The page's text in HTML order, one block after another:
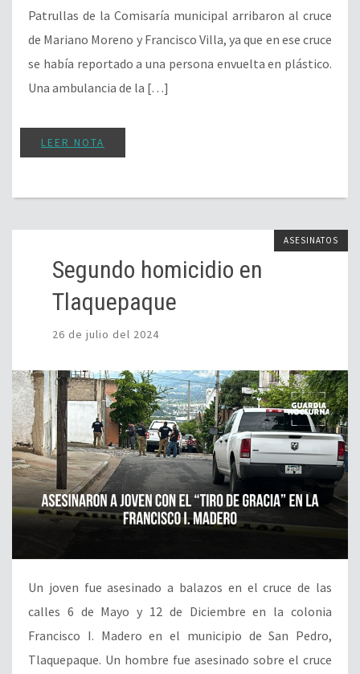
Patrullas de la Comisaría municipal arribaron al cruce
de Mariano Moreno y Francisco Villa, ya que en ese cruce
se había reportado a una persona envuelta en plástico.
Una ambulancia de la […]
LEER NOTA
ASESINATOS
Segundo homicidio en
Tlaquepaque
26 de julio del 2024
Un joven fue asesinado a balazos en el cruce de las
calles 6 de Mayo y 12 de Diciembre en la colonia
Francisco I. Madero en el municipio de San Pedro,
Tlaquepaque. Un hombre fue asesinado sobre el cruce